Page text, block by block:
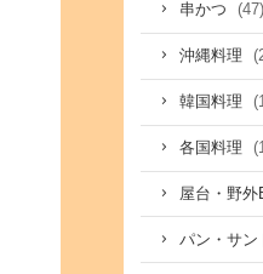
串かつ (47)
沖縄料理
韓国料理
各国料理
屋台・野外
パン・サン